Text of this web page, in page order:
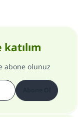
abone olunuz